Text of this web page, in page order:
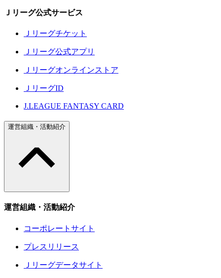
Ｊリーグ公式サービス
Ｊリーグチケット
Ｊリーグ公式アプリ
Ｊリーグオンラインストア
ＪリーグID
J.LEAGUE FANTASY CARD
運営組織・活動紹介
運営組織・活動紹介
コーポレートサイト
プレスリリース
Ｊリーグデータサイト